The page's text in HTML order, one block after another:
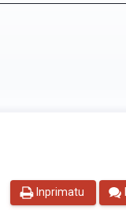
Inprimatu